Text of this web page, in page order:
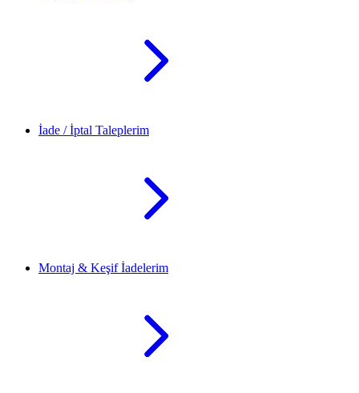
İade / İptal Taleplerim
Montaj & Keşif İadelerim